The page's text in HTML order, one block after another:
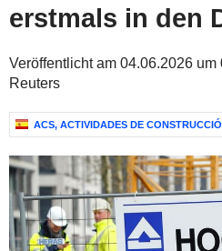
erstmals in den
Veröffentlicht am 04.06.2026 um
Reuters
ACS, ACTIVIDADES DE